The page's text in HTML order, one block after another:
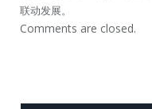
联动发展。
Comments are closed.